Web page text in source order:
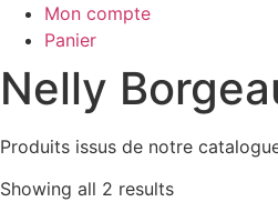
Mon compte
Panier
Nelly
Produits issus de notre
Showing all 2 results